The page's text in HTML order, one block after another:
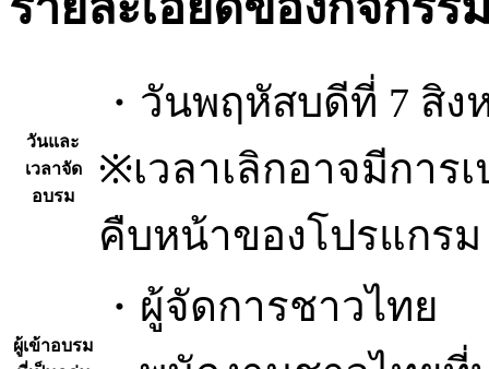
วันและ
เวลาจัด
อบรม
・วันพฤหัสบดีที่ 7 สิง
※เวลาเลิกอาจมีการ
คืบหน้าของโปรแกรม
ผู้เข้าอบรม
・ผู้จัดการชาวไทย